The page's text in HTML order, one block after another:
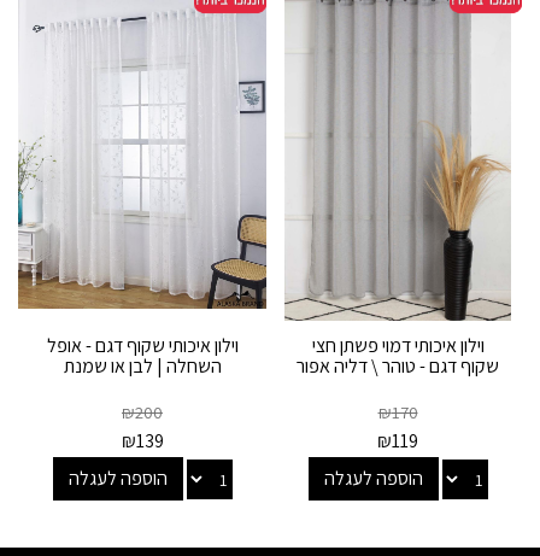
וילון איכותי דמוי פשתן חצי
שקוף דגם - טוהר \ דליה אפור
₪170
₪119
הוספה לעגלה
וילון איכותי שקוף דגם - אופל
השחלה | לבן או שמנת
₪200
₪139
הוספה לעגלה